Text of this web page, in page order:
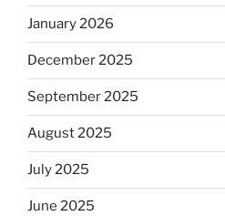
January 2026
December 2025
September 2025
August 2025
July 2025
June 2025